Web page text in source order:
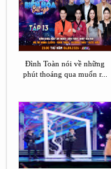
Đình Toàn nói về những
phút thoáng qua muốn r...